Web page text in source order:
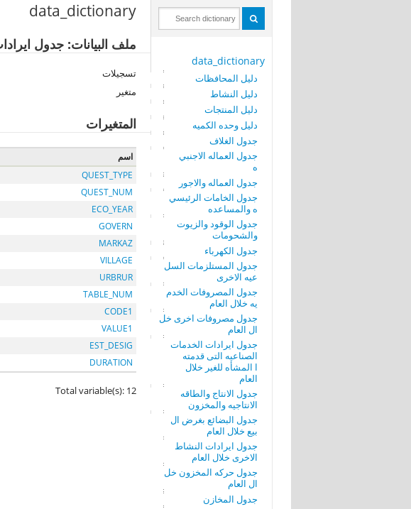
data_dictionary
دليل المحافظات
دليل النشاط
دليل المنتجات
دليل وحده الكميه
جدول الغلاف
جدول العماله الاجنبي
ه
جدول العماله والاجور
جدول الخامات الرئيسي
ه والمساعده
جدول الوقود والزيوت
والشحومات
جدول الكهرباء
جدول المستلزمات السل
عيه الاخرى
جدول المصروفات الخدم
يه خلال العام
جدول مصروفات اخرى خل
ال العام
جدول ايرادات الخدمات
الصناعيه التى قدمته
ا المشأه للغير خلال
العام
جدول الانتاج والطاقه
الانتاجيه والمخزون
جدول البضائع بغرض ال
بيع خلال العام
جدول ايرادات النشاط
الاخرى خلال العام
جدول حركه المخزون خل
ال العام
جدول المخازن
data_dictionary
ملف البيانات: جدول
تسجيلات
متغير
المتغيرات
اسم
QUEST_TYPE
QUEST_NUM
ECO_YEAR
GOVERN
MARKAZ
VILLAGE
URBRUR
TABLE_NUM
CODE1
VALUE1
EST_DESIG
DURATION
Total variable(s): 12